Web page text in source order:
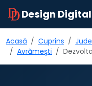
Design
Acasă Cuprins
Avrămeşti